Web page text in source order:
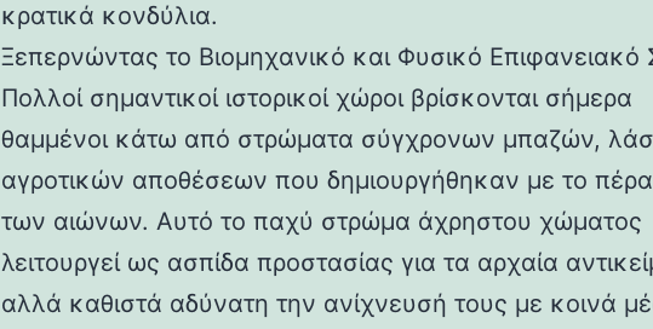
κρατικά κονδύλια.
Ξεπερνώντας το Βιομηχανικό και Φυσικό Επιφανειακό
Πολλοί σημαντικοί ιστορικοί χώροι βρίσκονται σήμερα
θαμμένοι κάτω από στρώματα σύγχρονων μπαζών,
αγροτικών αποθέσεων που δημιουργήθηκαν με το
των αιώνων. Αυτό το παχύ στρώμα άχρηστου χώματος
λειτουργεί ως ασπίδα προστασίας για τα αρχαία
αλλά καθιστά αδύνατη την ανίχνευσή τους με κοινά